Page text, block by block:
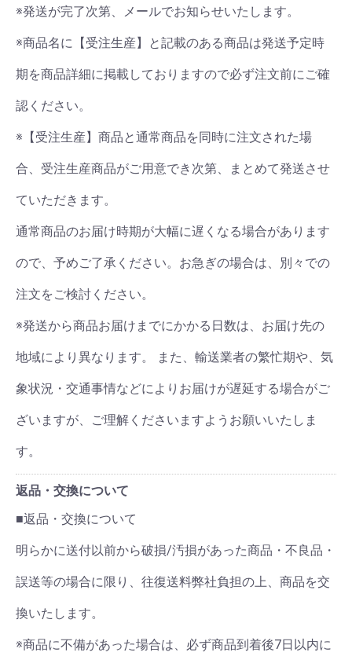
※発送が完了次第、メールでお知らせいたします。
※商品名に【受注生産】と記載のある商品は発送予定時
期を商品詳細に掲載しておりますので必ず注文前にご確
認ください。
※【受注生産】商品と通常商品を同時に注文された場
合、受注生産商品がご用意でき次第、まとめて発送させ
ていただきます。
通常商品のお届け時期が大幅に遅くなる場合があります
ので、予めご了承ください。お急ぎの場合は、別々での
注文をご検討ください。
※発送から商品お届けまでにかかる日数は、お届け先の
地域により異なります。 また、輸送業者の繁忙期や、気
象状況・交通事情などによりお届けが遅延する場合がご
ざいますが、ご理解くださいますようお願いいたしま
す。
返品・交換について
■返品・交換について
明らかに送付以前から破損/汚損があった商品・不良品・
誤送等の場合に限り、往復送料弊社負担の上、商品を交
換いたします。
※商品に不備があった場合は、必ず商品到着後7日以内に